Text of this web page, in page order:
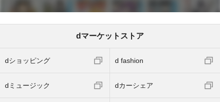
dマーケットストア
dショッピング d fashion
dミュージック dカーシェア